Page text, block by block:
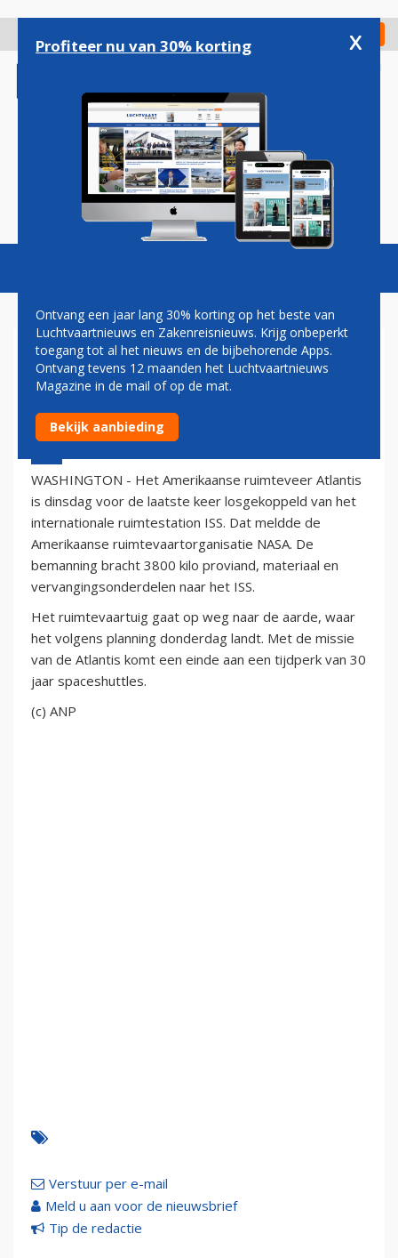
gaan
Check in
Magazine Podcasts Vacatures
SPACESHUTTLE VOOR HET
LAATST OP WEG NAAR AARDE
19 juli 2011 - 16:30
WASHINGTON - Het Amerikaanse ruimteveer Atlantis
is dinsdag voor de laatste keer losgekoppeld van het
internationale ruimtestation ISS. Dat meldde de
Amerikaanse ruimtevaartorganisatie NASA. De
bemanning bracht 3800 kilo proviand, materiaal en
vervangingsonderdelen naar het ISS.
Het ruimtevaartuig gaat op weg naar de aarde, waar
het volgens planning donderdag landt. Met de missie
van de Atlantis komt een einde aan een tijdperk van 30
jaar spaceshuttles.
(c) ANP
Verstuur per e-mail
Meld u aan voor de nieuwsbrief
Tip de redactie
Profiteer nu van 30% korting x
Ontvang een jaar lang 30% korting op het beste van
Luchtvaartnieuws en Zakenreisnieuws. Krijg onbeperkt
toegang tot al het nieuws en de bijbehorende Apps.
Ontvang tevens 12 maanden het Luchtvaartnieuws
Magazine in de mail of op de mat.
Bekijk aanbieding